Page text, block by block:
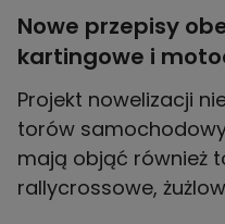
Nowe przepisy
kartingowe i
Projekt nowelizacji
torów
mają objąć również
rallycrossowe,